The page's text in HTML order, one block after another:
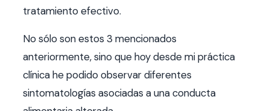
tratamiento efectivo.
No sólo son estos 3 mencionados
anteriormente, sino que hoy desde mi práctica
clínica he podido observar diferentes
sintomatologías asociadas a una conducta